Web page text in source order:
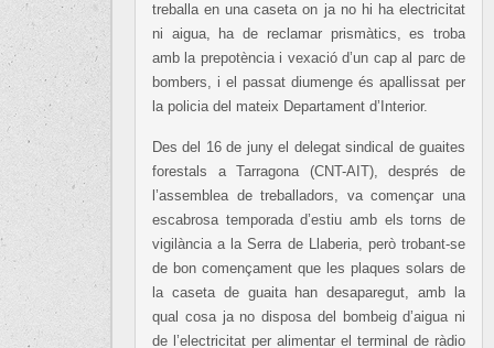
treballa en una caseta on ja no hi ha electricitat
ni aigua, ha de reclamar prismàtics, es troba
amb la prepotència i vexació d’un cap al parc de
bombers, i el passat diumenge és apallissat per
la policia del mateix Departament d’Interior.
Des del 16 de juny el delegat sindical de guaites
forestals a Tarragona (CNT-AIT), després de
l’assemblea de treballadors, va començar una
escabrosa temporada d’estiu amb els torns de
vigilància a la Serra de Llaberia, però trobant-se
de bon començament que les plaques solars de
la caseta de guaita han desaparegut, amb la
qual cosa ja no disposa del bombeig d’aigua ni
de l’electricitat per alimentar el terminal de ràdio